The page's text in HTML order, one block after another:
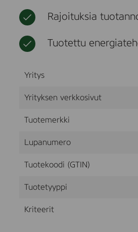
Rajoituksia
Tuotettu
Yritys
Yrityksen verkkosivut
Tuotemerkki
Lupanumero
Tuotekoodi (GTIN)
Tuotetyyppi
Kriteerit